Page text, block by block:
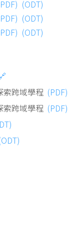
(ODT)
(ODT)
(ODT)
索跨域學程 (PDF)
索跨域學程 (PDF)